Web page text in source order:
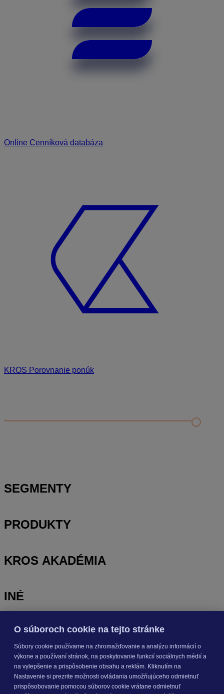
Online Cenníková databáza
KROS Porovnanie ponúk
Nastavenie šanónov
SEGMENTY
PRODUKTY
KROS AKADÉMIA
INÉ
OdoberajteNOVINKY
Prihlásiť sa
O súboroch cookie na tejto stránke
Súbory cookie používame na zhromažďovanie a analýzu informácií o
výkone a používaní stránok, na poskytovanie funkcií sociálnych médií a
na vylepšenie a prispôsobenie obsahu a reklám. Kliknutím na
Nastavenie si prezrite možnosti ovládania umožňujúceho odmietnuť
prispôsobovanie pomocou súborov cookie vrátane odmietnuť